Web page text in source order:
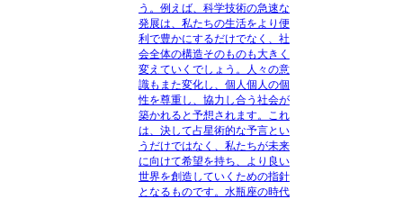
う。例えば、科学技術の急速な
発展は、私たちの生活をより便
利で豊かにするだけでなく、社
会全体の構造そのものも大きく
変えていくでしょう。人々の意
識もまた変化し、個人個人の個
性を尊重し、協力し合う社会が
築かれると予想されます。これ
は、決して占星術的な予言とい
うだけではなく、私たちが未来
に向けて希望を持ち、より良い
世界を創造していくための指針
となるものです。水瓶座の時代